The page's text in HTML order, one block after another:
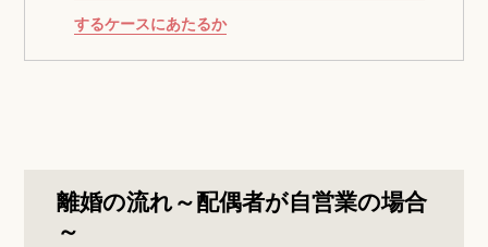
するケースにあたるか
離婚の流れ～配偶者が自営業の場合
～